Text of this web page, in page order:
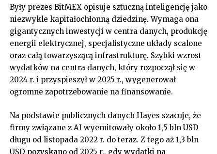
Były prezes BitMEX opisuje sztuczną inteligencję jako
niezwykle kapitałochłonną dziedzinę. Wymaga ona
gigantycznych inwestycji w centra danych, produkcję
energii elektrycznej, specjalistyczne układy scalone
oraz całą towarzyszącą infrastrukturę. Szybki wzrost
wydatków na centra danych, który rozpoczął się w
2024 r. i przyspieszył w 2025 r., wygenerował
ogromne zapotrzebowanie na finansowanie.
Na podstawie publicznych danych Hayes szacuje, że
firmy związane z AI wyemitowały około 1,5 bln USD
długu od listopada 2022 r. do teraz. Z tego aż 1,3 bln
USD pozyskano od 2025 r., gdy wydatki na